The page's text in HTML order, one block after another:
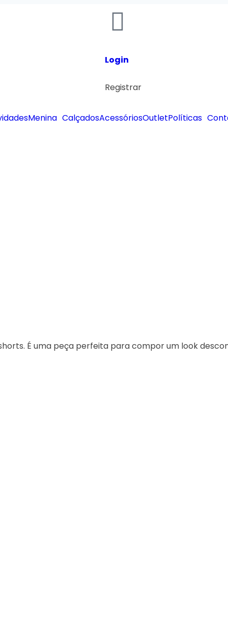
Login
Registrar
Menina CalçadosAcessóriosOutletPolíticas
É uma peça perfeita para compor um look